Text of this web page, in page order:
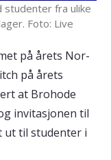
fra ulike
Foto: Live
på årets Nor-
på årets
at Brohode
invitasjonen til
ut til studenter i